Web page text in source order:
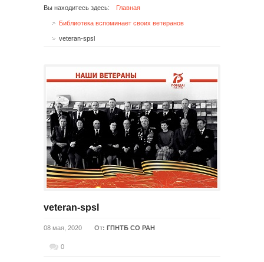
Вы находитесь здесь: Главная
Библиотека вспоминает своих ветеранов
veteran-spsl
veteran-spsl
08 мая, 2020 От: ГПНТБ СО РАН
0